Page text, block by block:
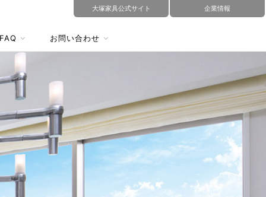
大塚家具公式サイト 企業情報
お問い合わせ